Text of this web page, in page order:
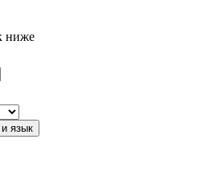
ниже
язык